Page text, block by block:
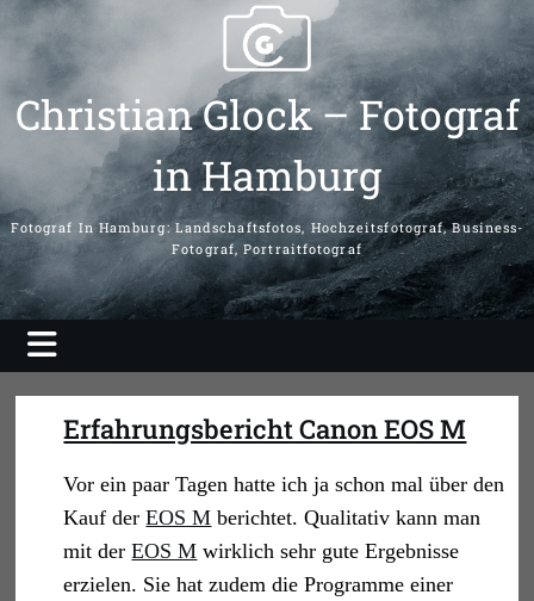
Christian Glock – Fotograf
in Hamburg
Fotograf In Hamburg: Landschaftsfotos, Hochzeitsfotograf, Business-
Fotograf, Portraitfotograf
Erfahrungsbericht Canon EOS M
Vor ein paar Tagen hatte ich ja schon mal über den
Kauf derEOS M berichtet. Qualitativ kann man
mit derEOS M wirklich sehr gute Ergebnisse
erzielen. Sie hat zudem die Programme einer